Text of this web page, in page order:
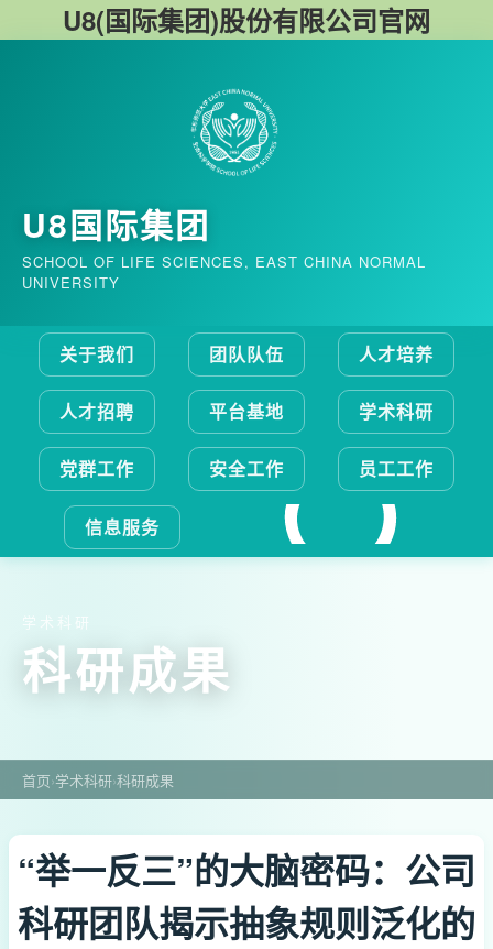
U8(国际集团)股份有限公司官网
U8国际集团
SCHOOL OF LIFE SCIENCES, EAST CHINA NORMAL
UNIVERSITY
关于我们 团队队伍 人才培养
人才招聘 平台基地 学术科研
党群工作 安全工作 员工工作
信息服务
学术科研
科研成果
首页›学术科研›科研成果
“举一反三”的大脑密码：公司
科研团队揭示抽象规则泛化的